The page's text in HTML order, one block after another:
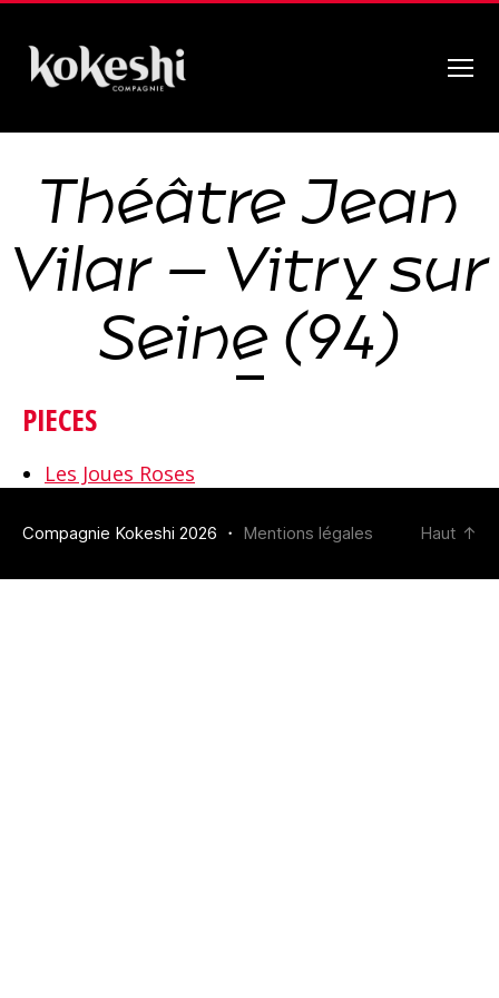
Kokeshi
Théâtre Jean
Vilar – Vitry sur
Seine (94)
PIECES
Les Joues Roses
Compagnie Kokeshi 2026 ・ Mentions légales Haut ↑